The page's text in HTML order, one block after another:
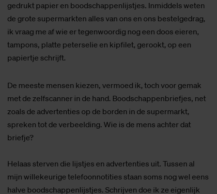
gedrukt papier en boodschappenlijstjes. Inmiddels weten
de grote supermarkten alles van ons en ons bestelgedrag,
ik vraag me af wie er tegenwoordig nog een doos eieren,
tampons, platte peterselie en kipfilet, gerookt, op een
papiertje schrijft.
De meeste mensen kiezen, vermoed ik, toch voor gemak
met de zelfscanner in de hand. Boodschappenbriefjes, net
zoals de advertenties op de borden in de supermarkt,
spreken tot de verbeelding. Wie is de mens achter dat
briefje?
Helaas sterven die lijstjes en advertenties uit. Tussen al
mijn willekeurige telefoonnotities staan soms nog wel eens
halve boodschappenlijstjes. Schrijven doe ik ze eigenlijk